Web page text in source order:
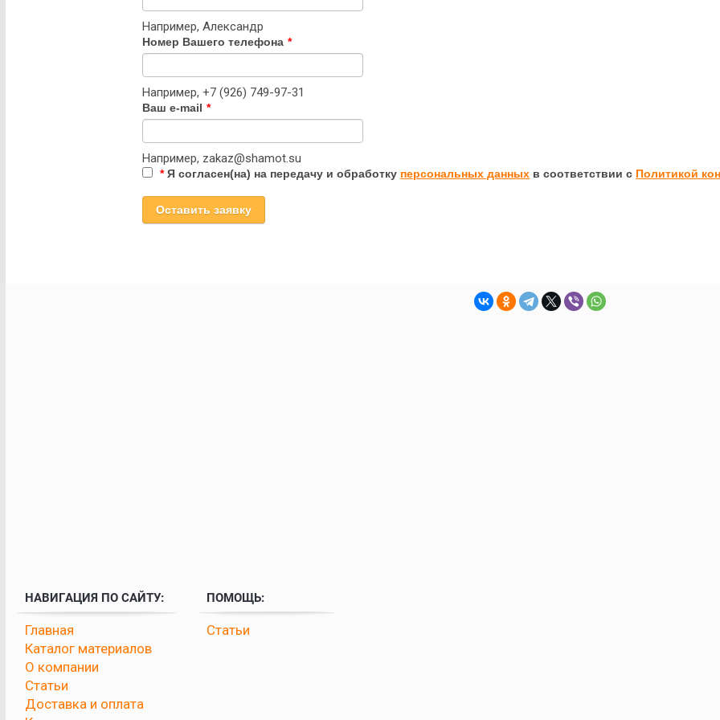
Например, Александр
Номер Вашего телефона *
Например, +7 (926) 749-97-31
Ваш e-mail *
Например, zakaz@shamot.su
*Я согласен(на) на передачу и обработку персональных данных в соответствии с Политикой
Оставить заявку
НАВИГАЦИЯ ПО САЙТУ:
Главная
Каталог материалов
О компании
Статьи
Доставка и оплата
ПОМОЩЬ:
Статьи